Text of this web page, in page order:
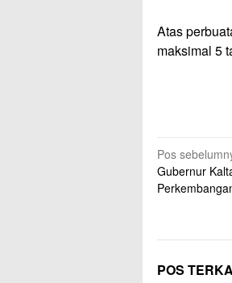
Atas
maksimal 5
pos
Pos
Gubernur
POS